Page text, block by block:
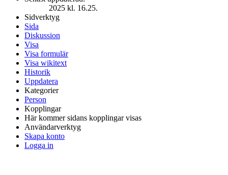
2025 kl. 16.25.
Sidverktyg
Sida
Diskussion
Visa
Visa formulär
Visa wikitext
Historik
Uppdatera
Kategorier
Person
Kopplingar
Här kommer sidans kopplingar visas
Användarverktyg
Skapa konto
Logga in